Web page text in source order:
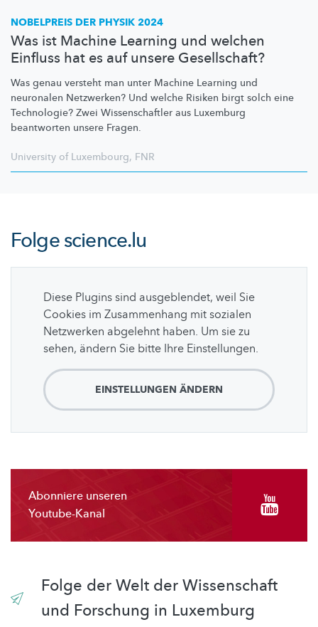
NOBELPREIS DER PHYSIK 2024
Was ist Machine Learning und welchen
Einfluss hat es auf unsere Gesellschaft?
Was genau versteht man unter Machine Learning und
neuronalen Netzwerken? Und welche Risiken birgt solch eine
Technologie? Zwei Wissenschaftler aus Luxemburg
beantworten unsere Fragen.
University of Luxembourg, FNR
Folgescience.lu
Diese Plugins sind ausgeblendet, weil Sie
Cookies im Zusammenhang mit sozialen
Netzwerken abgelehnt haben. Um sie zu
sehen, ändern Sie bitte Ihre Einstellungen.
EINSTELLUNGEN ÄNDERN
Abonniere unseren
Youtube-Kanal
Folge der Welt der Wissenschaft
und Forschung in Luxemburg